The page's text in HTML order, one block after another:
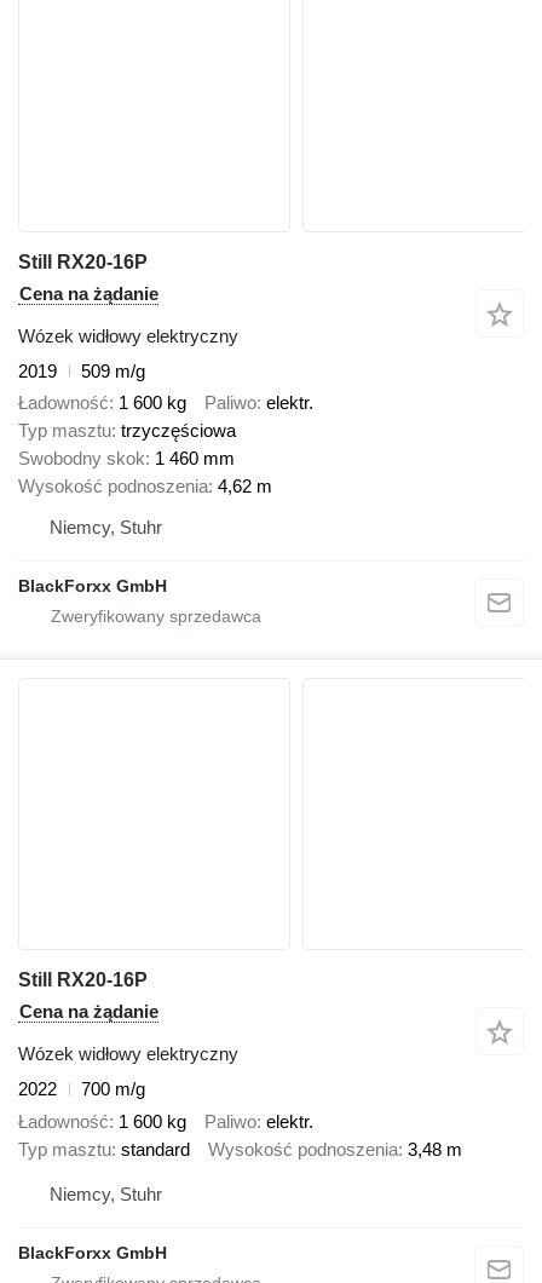
Still RX20-16P
Cena na żądanie
Wózek widłowy elektryczny
2019
509 m/g
Ładowność 1 600 kg Paliwo elektr.
Typ masztu trzyczęściowa
Swobodny skok 1 460 mm
Wysokość podnoszenia 4,62 m
Niemcy, Stuhr
BlackForxx GmbH
Still RX20-16P
Cena na żądanie
Wózek widłowy elektryczny
2022
700 m/g
Ładowność 1 600 kg Paliwo elektr.
Typ masztu standard Wysokość podnoszenia 3,48 m
Niemcy, Stuhr
BlackForxx GmbH